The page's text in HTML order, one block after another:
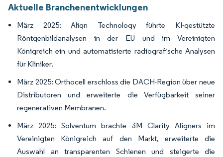
Aktuelle Branchenentwicklungen
März 2025: Align Technology führte KI-gestützte
Röntgenbildanalysen in der EU und im Vereinigten
Königreich ein und automatisierte radiografische Analysen
für Kliniker.
März 2025: Orthocell erschloss die DACH-Region über neue
Distributoren und erweiterte die Verfügbarkeit seiner
regenerativen Membranen.
März 2025: Solventum brachte 3M Clarity Aligners im
Vereinigten Königreich auf den Markt, erweiterte die
Auswahl an transparenten Schienen und steigerte die